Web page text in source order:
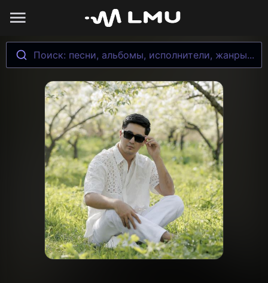
Поиск: песни, альбомы, исполнители, жанры...